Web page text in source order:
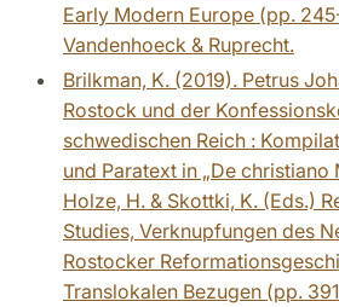
Early Modern Europe (pp.
Vandenhoeck & Ruprecht.
Brilkman, K. (2019). Petrus
Rostock und der
schwedischen Reich :
und Paratext in „De christiano
Holze, H. & Skottki, K. (Eds.)
Studies, Verknupfungen des
Rostocker
Translokalen Bezugen (pp.